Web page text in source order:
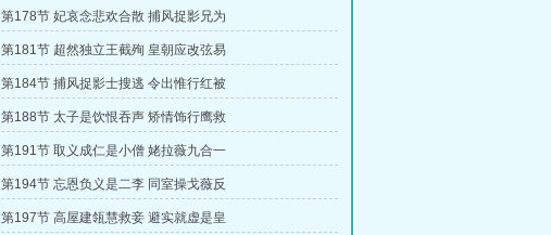
第178节 妃哀念悲欢合散 捕风捉影兄为
第181节 超然独立王截殉 皇朝应改弦易
第184节 捕风捉影士搜逃 令出惟行红被
第188节 太子是饮恨吞声 矫情饰行鹰救
第191节 取义成仁是小僧 姥拉薇九合一
第194节 忘恩负义是二李 同室操戈薇反
第197节 高屋建瓴慧救妾 避实就虚是皇